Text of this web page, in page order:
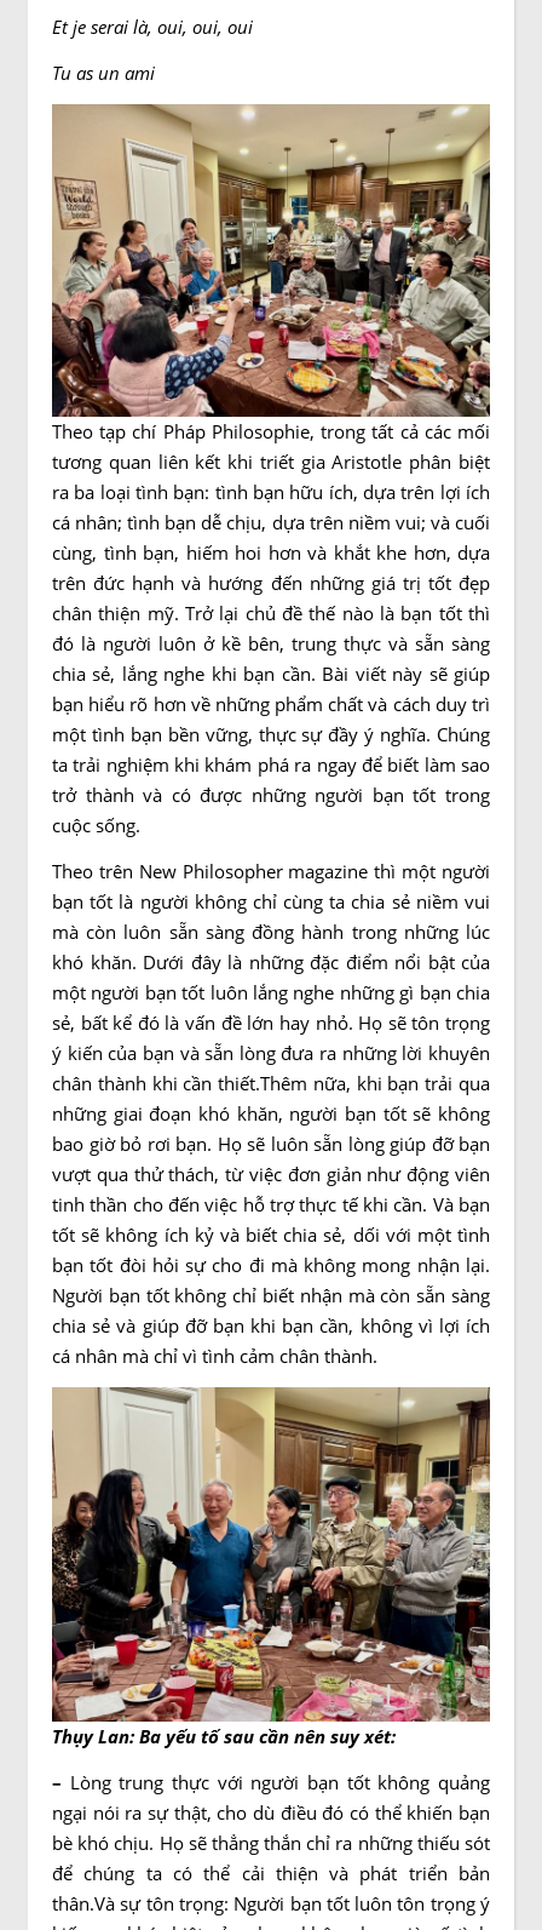
Et je serai là, oui, oui, oui
Tu as un ami
Theo tạp chí Pháp Philosophie, trong tất cả các mối
tương quan liên kết khi triết gia Aristotle phân biệt
ra ba loại tình bạn: tình bạn hữu ích, dựa trên lợi ích
cá nhân; tình bạn dễ chịu, dựa trên niềm vui; và cuối
cùng, tình bạn, hiếm hoi hơn và khắt khe hơn, dựa
trên đức hạnh và hướng đến những giá trị tốt đẹp
chân thiện mỹ. Trở lại chủ đề thế nào là bạn tốt thì
đó là người luôn ở kề bên, trung thực và sẵn sàng
chia sẻ, lắng nghe khi bạn cần. Bài viết này sẽ giúp
bạn hiểu rõ hơn về những phẩm chất và cách duy trì
một tình bạn bền vững, thực sự đầy ý nghĩa. Chúng
ta trải nghiệm khi khám phá ra ngay để biết làm sao
trở thành và có được những người bạn tốt trong
cuộc sống.
Theo trên New Philosopher magazine thì một người
bạn tốt là người không chỉ cùng ta chia sẻ niềm vui
mà còn luôn sẵn sàng đồng hành trong những lúc
khó khăn. Dưới đây là những đặc điểm nổi bật của
một người bạn tốt luôn lắng nghe những gì bạn chia
sẻ, bất kể đó là vấn đề lớn hay nhỏ. Họ sẽ tôn trọng
ý kiến của bạn và sẵn lòng đưa ra những lời khuyên
chân thành khi cần thiết.Thêm nữa, khi bạn trải qua
những giai đoạn khó khăn, người bạn tốt sẽ không
bao giờ bỏ rơi bạn. Họ sẽ luôn sẵn lòng giúp đỡ bạn
vượt qua thử thách, từ việc đơn giản như động viên
tinh thần cho đến việc hỗ trợ thực tế khi cần. Và bạn
tốt sẽ không ích kỷ và biết chia sẻ, dối với một tình
bạn tốt đòi hỏi sự cho đi mà không mong nhận lại.
Người bạn tốt không chỉ biết nhận mà còn sẵn sàng
chia sẻ và giúp đỡ bạn khi bạn cần, không vì lợi ích
cá nhân mà chỉ vì tình cảm chân thành.
Thụy Lan: Ba yếu tố sau cần nên suy xét:
– Lòng trung thực với người bạn tốt không quảng
ngại nói ra sự thật, cho dù điều đó có thể khiến bạn
bè khó chịu. Họ sẽ thẳng thắn chỉ ra những thiếu sót
để chúng ta có thể cải thiện và phát triển bản
thân.Và sự tôn trọng: Người bạn tốt luôn tôn trọng ý